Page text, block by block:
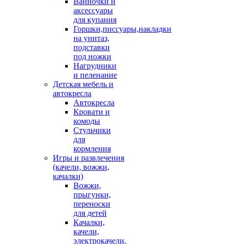
аксессуары
для купания
Горшки,писсуары,накладки
на унитаз,
подставки
под ножки
Нагрудники
и пеленание
Детская мебель и
автокресла
Автокресла
Кровати и
комоды
Стульчики
для
кормления
Игры и развлечения
(качели, вожжи,
качалки)
Вожжи,
прыгунки,
переноски
для детей
Качалки,
качели,
электрокачели,